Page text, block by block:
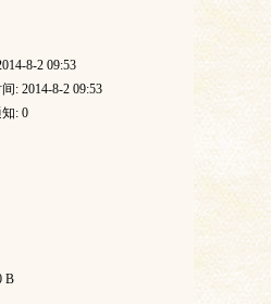
8-2 09:53
: 2014-8-2 09:53
: 0
B